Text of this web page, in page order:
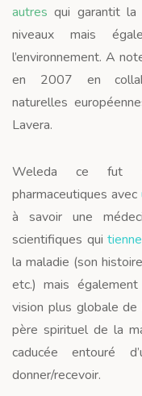
autresqui garantit la
niveaux mais
l’environnement. A
en 2007 en
naturelles
Lavera.
Weleda ce fut
pharmaceutiques avec
à savoir une
scientifiques qui
la maladie (son
etc.) mais également
vision plus globale
père spirituel de la
caducée entouré
donner/recevoir.